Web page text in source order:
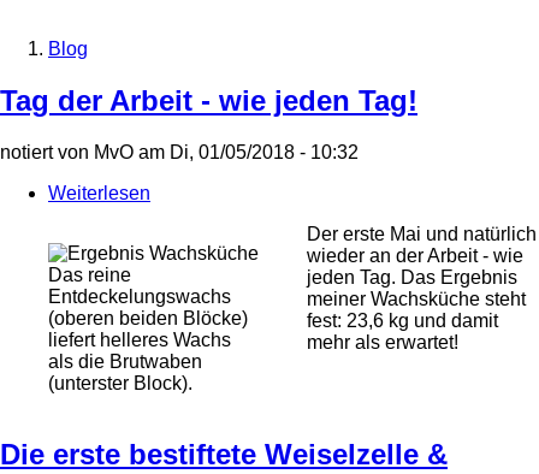
Blog
Tag der Arbeit - wie jeden Tag!
notiert von MvO am Di, 01/05/2018 - 10:32
Weiterlesen
Arbeit
wie
jeden
Tag!
Das reine
Entdeckelungswachs
(oberen beiden Blöcke)
liefert helleres Wachs
als die Brutwaben
(unterster Block).
Der erste Mai und natürlich
wieder an der Arbeit - wie
jeden Tag. Das Ergebnis
meiner Wachsküche steht
fest: 23,6 kg und damit
mehr als erwartet!
Die erste bestiftete Weiselzelle &